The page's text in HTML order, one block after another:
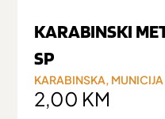
KARABINSKI
SP
KARABINSKA, MUNICIJA
2,00 KM